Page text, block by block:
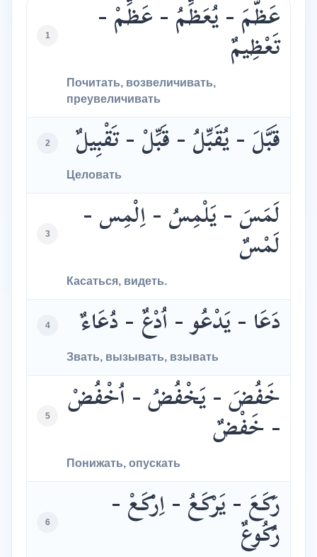
1 عَظَّمَ - يُعَظِّمُ - عَظِّمْ -
تَعْظِيمٌ
Почитать, возвеличивать,
преувеличивать
2 قَبَّلَ - يُقَبِّلُ - قَبِّلْ - تَقْبِيلٌ
Целовать
3 لَمَسَ - يَلْمِسُ - اِلْمِس -
لَمْسٌ
Касаться, видеть.
4 دَعَا - يَدْعُو - اُدْعٌ - دُعَاءٌ
Звать, вызывать, взывать
5 خَفُضَ - يَخْفُضُ - اُخْفُضْ
- خَفْضٌ
Понижать, опускать
6 رَكَعَ - يَرْكَعُ - اِرْكَعْ -
رُكُوعٌ